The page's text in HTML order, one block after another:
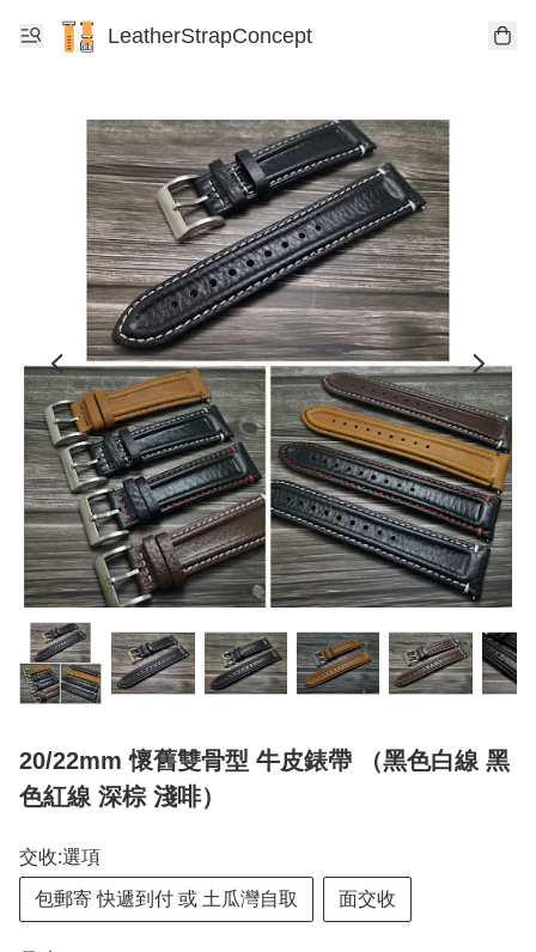
LeatherStrapConcept
20/22mm 懷舊雙骨型 牛皮錶帶 （黑色白線 黑
色紅線 深棕 淺啡）
交收:選項
包郵寄 快遞到付 或 土瓜灣自取 面交收